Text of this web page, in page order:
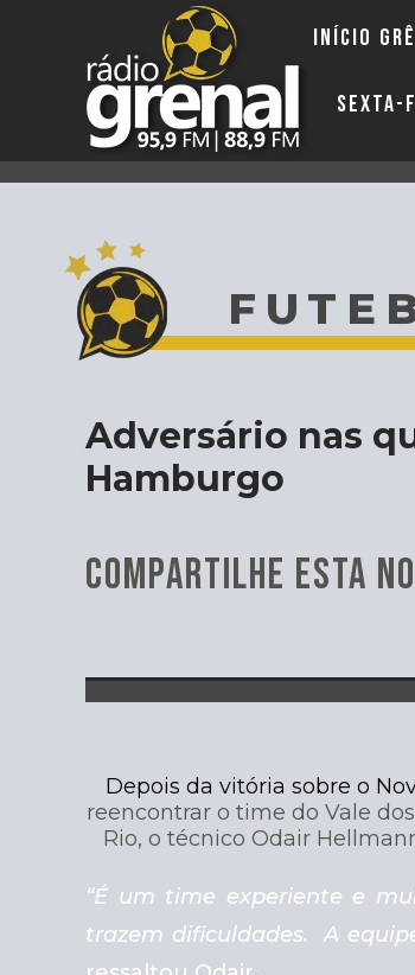
INÍCIO
SEXTA-
Adversário nas
Hamburgo
COMPARTILHE ESTA
Depois da vitória sobre o
reencontrar o time do Vale
Rio, o técnico Odair
“É um time experiente e
trazem dificuldades. A